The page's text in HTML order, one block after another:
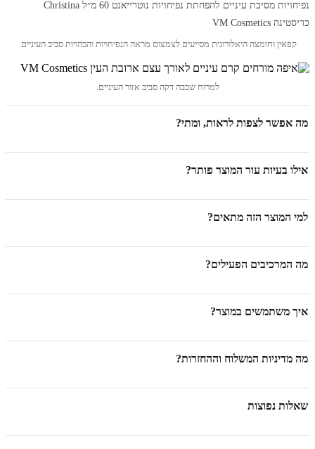
קפאין וחומצה היאלורונית מסייעים לצמצום מראה הנפיחויות והכהויות סביב העיניים.
למרוח שכבה דקה סביב אזור העיניים.
מה אפשר לצפות לראות, ומתי?
אילו בעיות עור המוצר פותר?
למי המוצר הזה מתאים?
מה המרכיבים הפעילים?
איך משתמשים במוצר?
מה מדיניות המשלוח וההחזרות?
שאלות נפוצות